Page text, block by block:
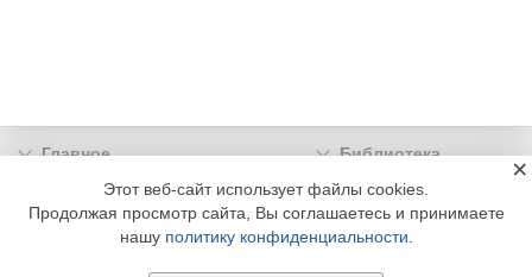
Главное
Библиотека
Подписка
Реклама
Информация
© 2002 - 2026 OOO Издательский дом «МЕДИА ТЕХНОЛОДЖИ» +7 (495) 665-00-
Этот веб-сайт использует файлы cookies.
Продолжая просмотр сайта, Вы соглашаетесь и принимаете
нашу политику конфиденциальности
×